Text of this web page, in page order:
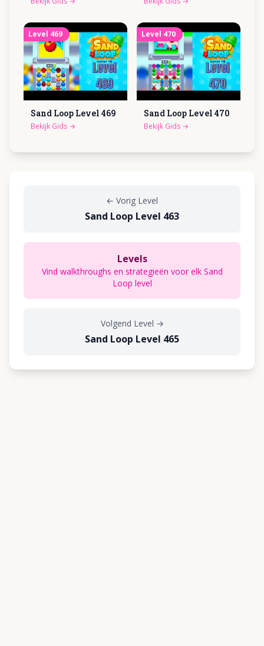
Level 469
Sand Loop Level 469
Bekijk Gids →
Level 470
Sand Loop Level 470
Bekijk Gids →
← Vorig Level
Sand Loop Level 463
Levels
Vind walkthroughs en strategieën voor elk Sand
Loop level
Volgend Level →
Sand Loop Level 465